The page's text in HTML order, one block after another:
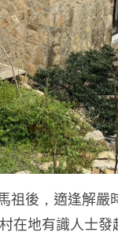
後，適逢解
地有識人士